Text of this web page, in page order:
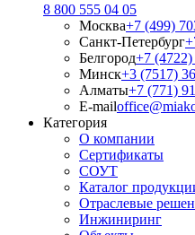
8 800 555 04 05
Москва+7 (499)
Санкт-Петербург
Белгород+7
Минск+3 (7517)
Алматы+7 (771)
E-mail
Категория
О компании
Сертификаты
СОУТ
Каталог
Отраслевые
Инжиниринг